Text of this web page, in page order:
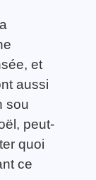
et
aussi
sou
peut-
quoi
ce